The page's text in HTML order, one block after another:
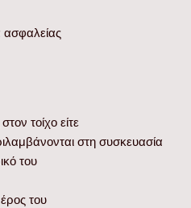
ασφαλείας
τοίχο είτε
στη συσκευασία
του
του